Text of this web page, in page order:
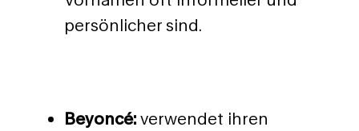
persönlicher sind.
Beyoncé: verwendet ihren